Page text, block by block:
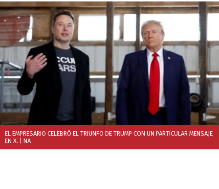
EL EMPRESARIO CELEBRÓ EL TRIUNFO DE TRUMP CON UN PARTICULAR MENSAJE
EN X. | NA